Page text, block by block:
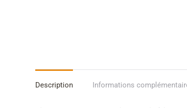
Description Informations